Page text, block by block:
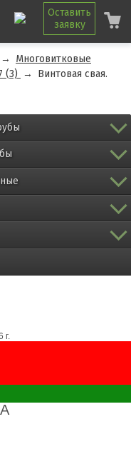
Оставить
заявку
→
Многовитковые
(3) →
Винтовая свая.
г.